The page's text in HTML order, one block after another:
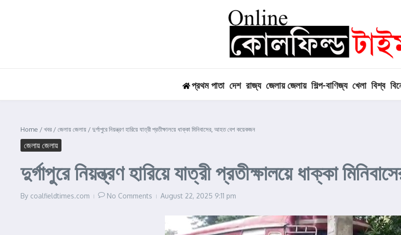
প্রথম পাতা দেশ রাজ্য জেলায় জেলায় শিল্প-বাণিজ্য খেলা বিশ্ব
Home /খবর /জেলায় জেলায় /দুর্গাপুরে নিয়ন্ত্রণ হারিয়ে যাত্রী প্রতীক্ষালয়ে ধাক্কা মিনিবাসের, আহত বেশ কয়েকজন
জেলায় জেলায়
দুর্গাপুরে নিয়ন্ত্রণ হারিয়ে যাত্রী প্রতীক্ষালয়ে ধাক্কা
By coalfieldtimes.com No Comments August 22, 2025 9:11 pm